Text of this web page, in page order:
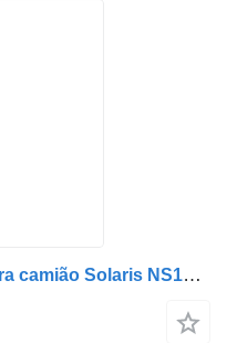
Indicator destinație interior para camião Solaris NS161441SE0B0-11